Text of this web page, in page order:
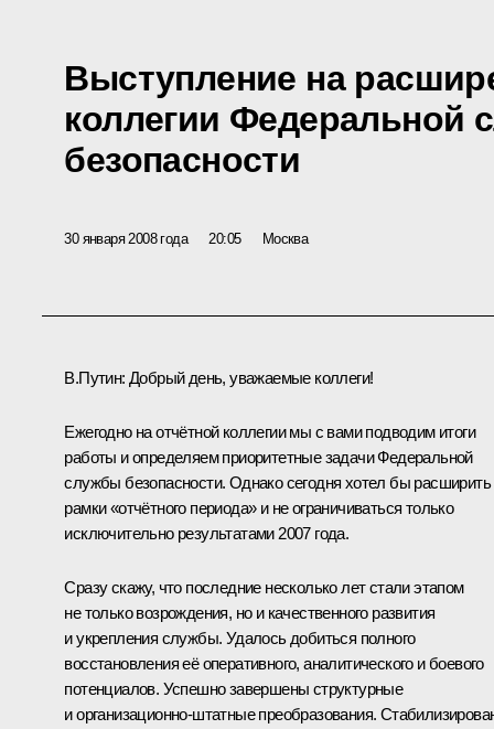
Выступление на
коллегии Федеральной
безопасности
30 января 2008 года 20:05 Москва
В.Путин: Добрый день, уважаемые коллеги!
Ежегодно на отчётной коллегии мы с вами подводим итоги
работы и определяем приоритетные задачи Федеральной
службы безопасности. Однако сегодня хотел бы расширить
рамки «отчётного периода» и не ограничиваться только
исключительно результатами 2007 года.
Сразу скажу, что последние несколько лет стали этапом
не только возрождения, но и качественного развития
и укрепления службы. Удалось добиться полного
восстановления её оперативного, аналитического и боевого
потенциалов. Успешно завершены структурные
и организационно-штатные преобразования.